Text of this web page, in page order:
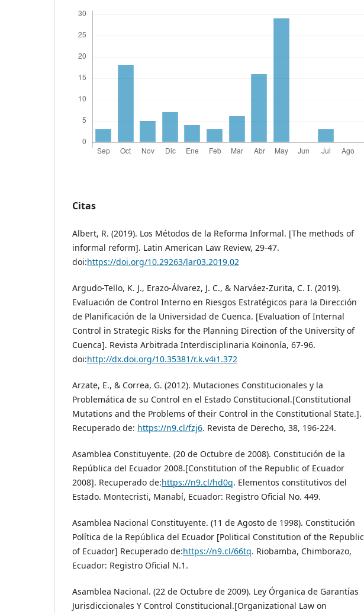
Citas
Albert, R. (2019). Los Métodos de la Reforma Informal. [The methods of
informal reform]. Latin American Law Review, 29-47.
doi:https://doi.org/10.29263/lar03.2019.02
Argudo-Tello, K. J., Erazo-Álvarez, J. C., & Narváez-Zurita, C. I. (2019).
Evaluación de Control Interno en Riesgos Estratégicos para la Dirección
de Planificación de la Universidad de Cuenca. [Evaluation of Internal
Control in Strategic Risks for the Planning Direction of the University of
Cuenca]. Revista Arbitrada Interdisciplinaria Koinonía, 67-96.
doi:http://dx.doi.org/10.35381/r.k.v4i1.372
Arzate, E., & Correa, G. (2012). Mutaciones Constitucionales y la
Problemática de su Control en el Estado Constitucional.[Constitutional
Mutations and the Problems of their Control in the Constitutional State.].
Recuperado de: https://n9.cl/fzj6. Revista de Derecho, 38, 196-224.
Asamblea Constituyente. (20 de Octubre de 2008). Constitución de la
República del Ecuador 2008.[Constitution of the Republic of Ecuador
2008]. Recuperado de:https://n9.cl/hd0q. Elementos constitutivos del
Estado. Montecristi, Manabí, Ecuador: Registro Oficial No. 449.
Asamblea Nacional Constituyente. (11 de Agosto de 1998). Constitución
Política de la República del Ecuador [Political Constitution of the Republic
of Ecuador] Recuperado de:https://n9.cl/66tq. Riobamba, Chimborazo,
Ecuador: Registro Oficial N.1.
Asamblea Nacional. (22 de Octubre de 2009). Ley Órganica de Garantías
Jurisdiccionales Y Control Constitucional.[Organizational Law on